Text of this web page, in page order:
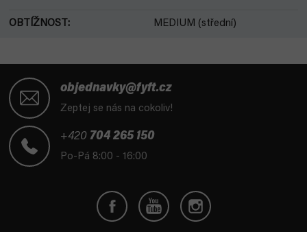
OBTÍŽNOST : MEDIUM (střední)
objednavky@fyft.cz
Zeptej se nás na cokoliv!
+420 704 265 150
Po-Pá 8:00 - 16:00